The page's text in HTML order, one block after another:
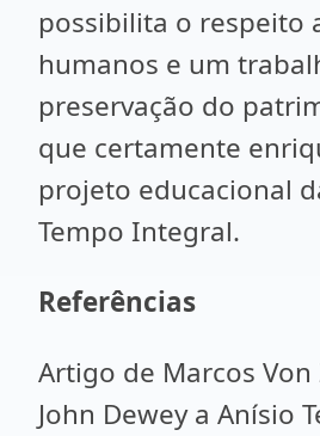
possibilita o respeito
humanos e um
preservação do
que certamente
projeto educacional
Tempo Integral.
Referências
Artigo de Marcos Von
John Dewey a Anísio